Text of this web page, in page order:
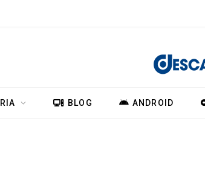
BLOG ANDROID